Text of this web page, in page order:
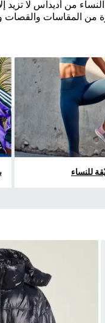
من أديداس لا تزيد
من المقاسات والقصات
للنساء